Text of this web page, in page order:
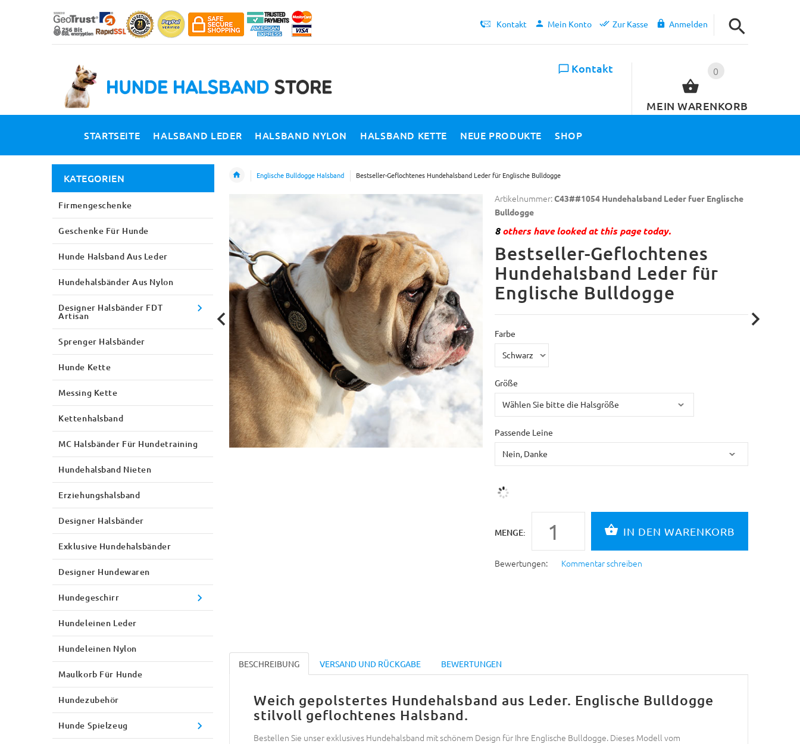
Kontakt Mein Konto Zur Kasse Anmelden
0
MEIN WARENKORB
Kontakt
STARTSEITE HALSBAND LEDER HALSBAND NYLON HALSBAND KETTE NEUE PRODUKTE SHOP
Englische Bulldogge Halsband Bestseller-Geflochtenes Hundehalsband Leder für Englische Bulldogge
Artikelnummer:C43##1054 Hundehalsband Leder fuer Englische
Bulldogge
8others have looked at this page today.
Bestseller-Geflochtenes
Hundehalsband Leder für
Englische Bulldogge
Farbe
Größe
Passende Leine
MENGE:
Bewertungen: Kommentar schreiben
BESCHREIBUNG VERSAND UND RÜCKGABE BEWERTUNGEN
Weich gepolstertes Hundehalsband aus Leder. Englische Bulldogge
stilvoll geflochtenes Halsband.
Bestellen Sie unser exklusives Hundehalsband mit schönem Design für Ihre Englische Bulldogge. Dieses Modell vom
KATEGORIEN
Firmengeschenke
Geschenke Für Hunde
Hunde Halsband Aus Leder
Hundehalsbänder Aus Nylon
Designer Halsbänder FDT
Artisan
Sprenger Halsbänder
Hunde Kette
Messing Kette
Kettenhalsband
MC Halsbänder Für Hundetraining
Hundehalsband Nieten
Erziehungshalsband
Designer Halsbänder
Exklusive Hundehalsbänder
Designer Hundewaren
Hundegeschirr
Hundeleinen Leder
Hundeleinen Nylon
Maulkorb Für Hunde
Hundezubehör
Hunde Spielzeug